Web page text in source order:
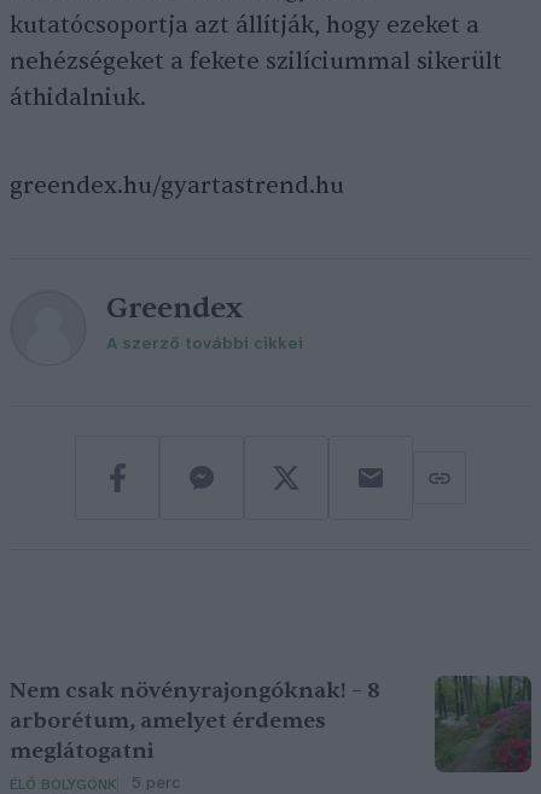
kutatócsoportja azt állítják, hogy ezeket a
nehézségeket a fekete szilíciummal sikerült
áthidalniuk.
greendex.hu/gyartastrend.hu
Greendex
A szerző további cikkei
Nem csak növényrajongóknak! – 8
arborétum, amelyet érdemes
meglátogatni
ÉLŐ BOLYGÓNK 5 perc